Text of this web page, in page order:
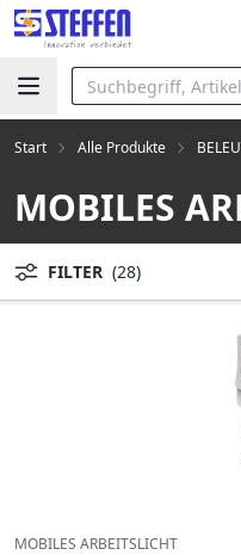
Start Alle Produkte
MOBILES
FILTER (28)
MOBILES ARBEITSLICHT